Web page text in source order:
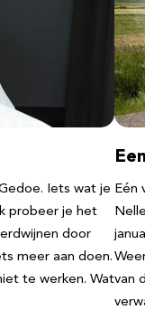
Iets wat je
probeer je het
door
meer aan doen.
te werken. Wat
Eén
van